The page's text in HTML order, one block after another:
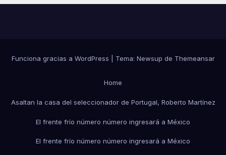
Funciona gracias a WordPress Tema: Newsup de Themeansar
Home
Asaltan la casa del seleccionador de Portugal, Roberto Martínez
El frente frío número número ingresará a México
El frente frío número número ingresará a México